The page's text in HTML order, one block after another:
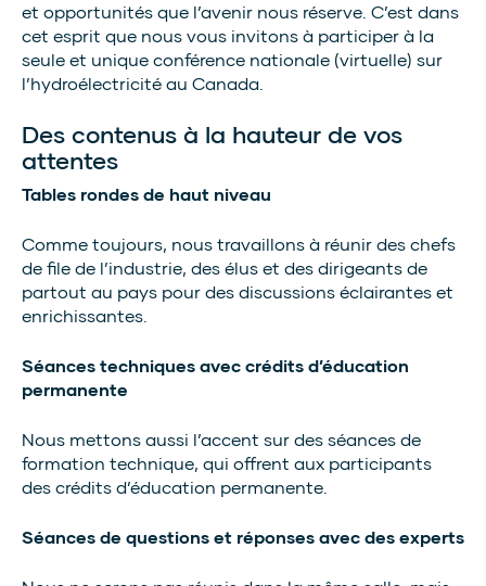
et opportunités que l’avenir nous réserve. C’est dans
cet esprit que nous vous invitons à participer à la
seule et unique conférence nationale (virtuelle) sur
l’hydroélectricité au Canada.
Des contenus à la hauteur de vos
attentes
Tables rondes de haut niveau
Comme toujours, nous travaillons à réunir des chefs
de file de l’industrie, des élus et des dirigeants de
partout au pays pour des discussions éclairantes et
enrichissantes.
Séances techniques avec crédits d’éducation
permanente
Nous mettons aussi l’accent sur des séances de
formation technique, qui offrent aux participants
des crédits d’éducation permanente.
Séances de questions et réponses avec des experts